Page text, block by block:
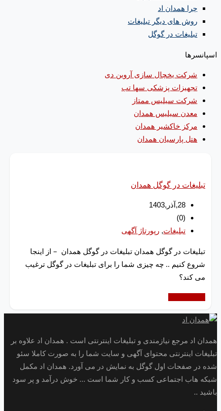
چرا همدان اد
روش های دیگر تبلیغات
تبلیغات در گوگل
اسپانسرها
شرکت یخچال سازی آروین دی
تجهیزات پزشکی سها تب
شرکت سیلیس ممتاز
معدن سیلیس همدان
مرکز خاکشیر همدان
هتل پارسیان همدان
تبلیغات در گوگل همدان
28,آذر,1403
(0)
تبلیغات, رپورتاژ آگهی
تبلیغات در گوگل همدان تبلیغات در گوگل همدان – از اینجا
شروع کنیم .. چه چیزی شما را برای تبلیغات در گوگل ترغیب
می کند؟
همدان اد مرجع نیازمندی و تبلیغات اینترنتی است . همدان اد علاوه بر
تبلیغات اینترنتی محتوای آگهی و سایت شما را به صورت کاملا سئو
شده در صفحات اول گوگل به نمایش در می آورد. همدان اد مکمل
شبکه هاب اجتماعی کسب و کار شما است ... خوش درآمد و پر سود
باشید ..